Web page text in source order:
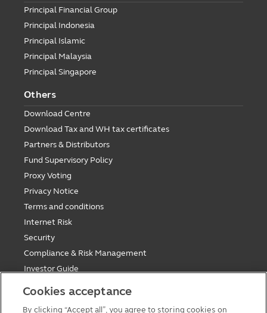
Principal Financial Group
Principal Indonesia
Principal Islamic
Principal Malaysia
Principal Singapore
Others
Download Centre
Download Tax and WH tax certificates
Partners & Distributors
Fund Supervisory Policy
Proxy Voting
Privacy Notice
Terms and conditions
Internet Risk
Security
Compliance & Risk Management
Investor Guide
Tax saving mutual funds investment guidelines
Cookies acceptance
By clicking “Accept all”, you agree to storing cookies on